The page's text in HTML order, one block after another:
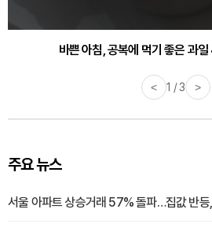
바쁜 아침, 공복에 먹기 좋은 과
30대부터 유병률 2배...여자에게 꼭 필
< 1 / 3 >
주요 뉴스
서울 아파트 상승거래 57% 돌파…집값 반등